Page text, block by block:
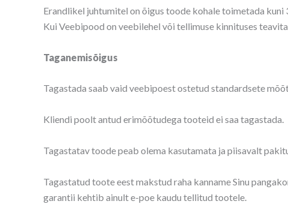
Erandlikel juhtumitel on õigus toode kohale toimetada kuni
Kui Veebipood on veebilehel või tellimuse kinnituses
Taganemisõigus
Tagastada saab vaid veebipoest ostetud standardsete
Kliendi poolt antud erimõõtudega tooteid ei saa tagastada.
Tagastatav toode peab olema kasutamata ja piisavalt
Tagastatud toote eest makstud raha kanname Sinu
garantii kehtib ainult e-poe kaudu tellitud tootele.